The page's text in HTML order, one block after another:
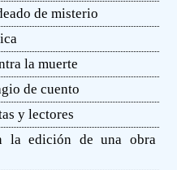
de misterio
la muerte
de cuento
y lectores
la edición de una obra